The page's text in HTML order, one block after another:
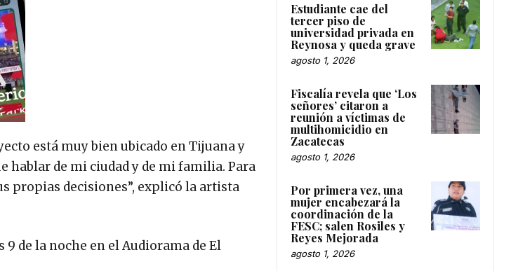
está muy bien ubicado en Tijuana y
hablar de mi ciudad y de mi familia. Para
propias decisiones”, explicó la artista
de la noche en el Audiorama de El
Estudiante cae del
tercer piso de
universidad privada en
Reynosa y queda grave
agosto 1, 2026
Fiscalía revela que ‘Los
señores’ citaron a
reunión a víctimas de
multihomicidio en
Zacatecas
agosto 1, 2026
Por primera vez, una
mujer encabezará la
coordinación de la
FESC; salen Rosiles y
Reyes Mejorada
agosto 1, 2026